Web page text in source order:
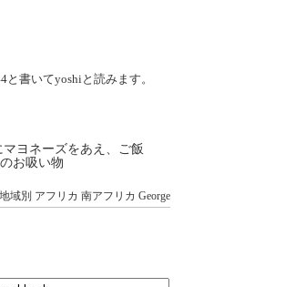
と書いてyoshiと読みます。
ヨネーズをあえ、ご飯
お吸い物
域別 アフリカ 南アフリカ George